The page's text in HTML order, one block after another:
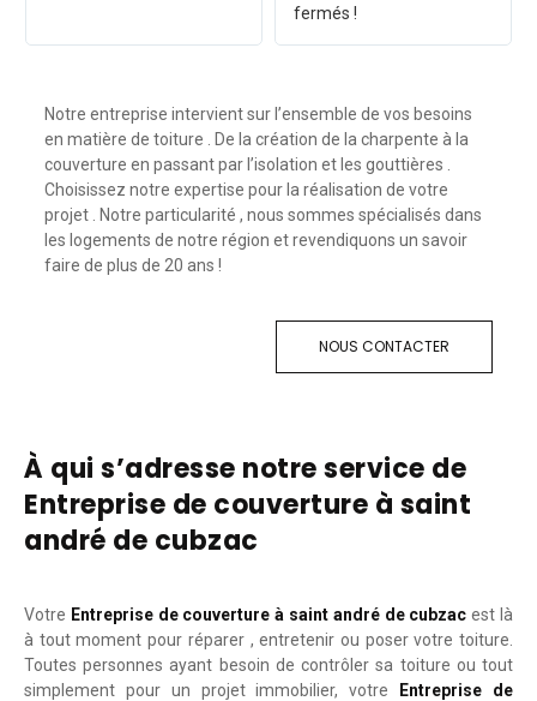
fermés !
Notre entreprise intervient sur l’ensemble de vos besoins
en matière de toiture . De la création de la charpente à la
couverture en passant par l’isolation et les gouttières .
Choisissez notre expertise pour la réalisation de votre
projet . Notre particularité , nous sommes spécialisés dans
les logements de notre région et revendiquons un savoir
faire de plus de 20 ans !
NOUS CONTACTER
À qui s’adresse notre service de
Entreprise de couverture à saint
andré de cubzac
Votre Entreprise de couverture à saint andré de cubzac est là
à tout moment pour réparer , entretenir ou poser votre toiture.
Toutes personnes ayant besoin de contrôler sa toiture ou tout
simplement pour un projet immobilier, votre Entreprise de